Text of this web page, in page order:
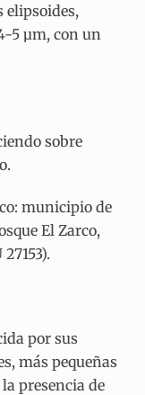
elipsoides,
5 µm, con un
sobre
municipio de
El Zarco,
por sus
más pequeñas
la presencia de